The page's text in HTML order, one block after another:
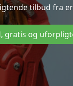
tilbud fra
gratis og